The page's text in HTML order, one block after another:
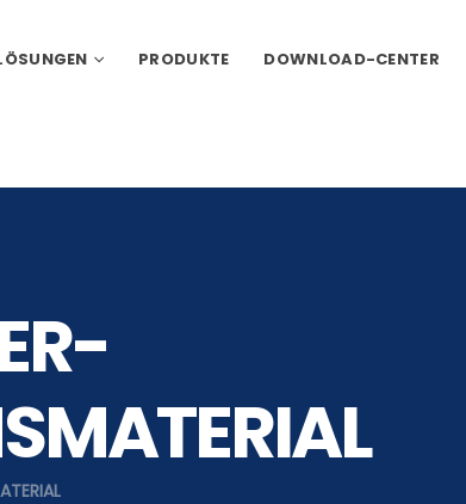
PRODUKTE DOWNLOAD-CENTER